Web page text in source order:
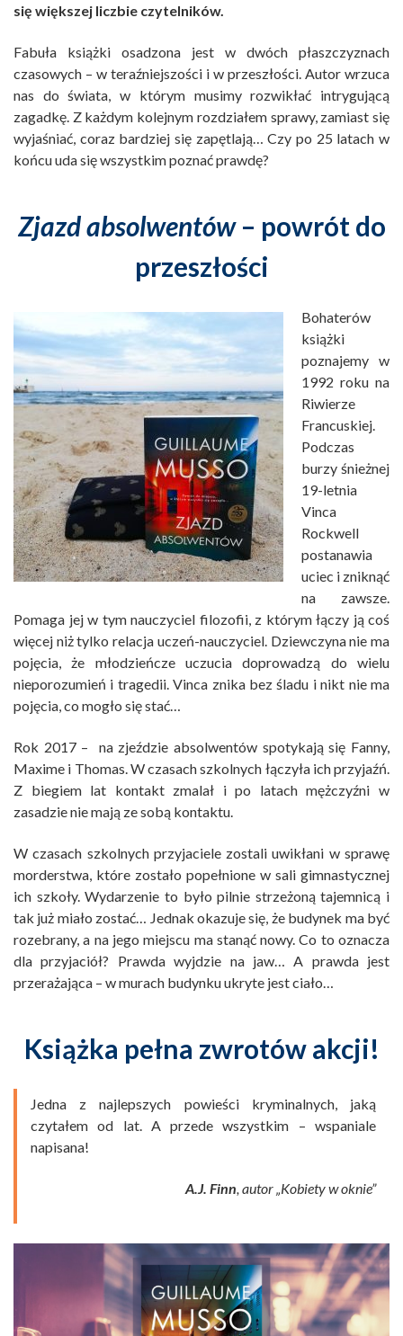
się większej liczbie czytelników.
Fabuła książki osadzona jest w dwóch płaszczyznach
czasowych – w teraźniejszości i w przeszłości. Autor wrzuca
nas do świata, w którym musimy rozwikłać intrygującą
zagadkę. Z każdym kolejnym rozdziałem sprawy, zamiast się
wyjaśniać, coraz bardziej się zapętlają… Czy po 25 latach w
końcu uda się wszystkim poznać prawdę?
Zjazd absolwentów – powrót do
przeszłości
Bohaterów
książki
poznajemy w
1992 roku na
Riwierze
Francuskiej.
Podczas
burzy śnieżnej
19-letnia
Vinca
Rockwell
postanawia
uciec i zniknąć
na zawsze.
Pomaga jej w tym nauczyciel filozofii, z którym łączy ją coś
więcej niż tylko relacja uczeń-nauczyciel. Dziewczyna nie ma
pojęcia, że młodzieńcze uczucia doprowadzą do wielu
nieporozumień i tragedii. Vinca znika bez śladu i nikt nie ma
pojęcia, co mogło się stać…
Rok 2017 – na zjeździe absolwentów spotykają się Fanny,
Maxime i Thomas. W czasach szkolnych łączyła ich przyjaźń.
Z biegiem lat kontakt zmalał i po latach mężczyźni w
zasadzie nie mają ze sobą kontaktu.
W czasach szkolnych przyjaciele zostali uwikłani w sprawę
morderstwa, które zostało popełnione w sali gimnastycznej
ich szkoły. Wydarzenie to było pilnie strzeżoną tajemnicą i
tak już miało zostać… Jednak okazuje się, że budynek ma być
rozebrany, a na jego miejscu ma stanąć nowy. Co to oznacza
dla przyjaciół? Prawda wyjdzie na jaw… A prawda jest
przerażająca – w murach budynku ukryte jest ciało…
Książka pełna zwrotów akcji!
Jedna z najlepszych powieści kryminalnych, jaką
czytałem od lat. A przede wszystkim – wspaniale
napisana!
A.J. Finn, autor „Kobiety w oknie”